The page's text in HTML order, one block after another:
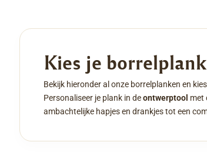
Kies je borrelplank
Bekijk hieronder al onze borrelplanken en
Personaliseer je plank in deontwerptool met
ambachtelijke hapjes en drankjes tot een